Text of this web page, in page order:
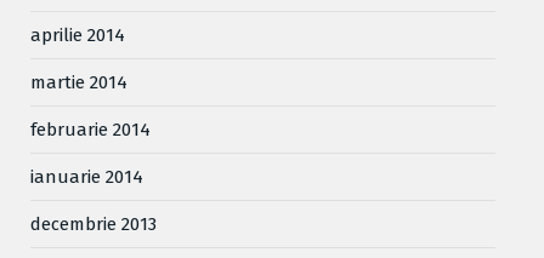
aprilie 2014
martie 2014
februarie 2014
ianuarie 2014
decembrie 2013